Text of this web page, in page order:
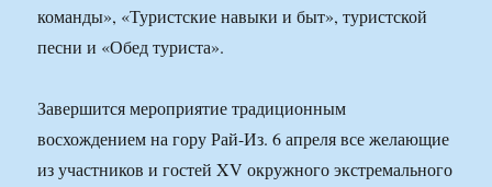
команды», «Туристские навыки и быт», туристской
песни и «Обед туриста».
Завершится мероприятие традиционным
восхождением на гору Рай-Из. 6 апреля все желающие
из участников и гостей XV окружного экстремального